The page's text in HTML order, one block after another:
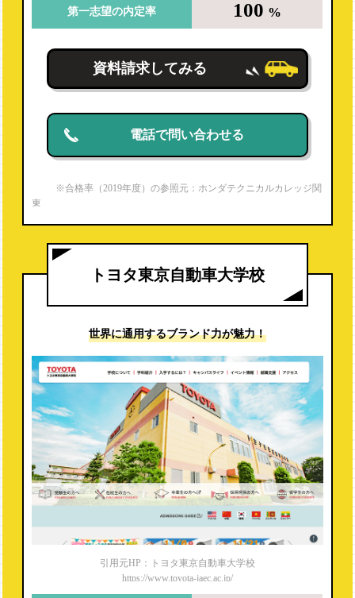
第一志望の内定率 100 %
資料請求してみる
電話で問い合わせる
※合格率（2019年度）の参照元：ホンダテクニカルカレッジ関
東
トヨタ東京自動車大学校
世界に通用するブランド力が魅力！
引用元HP：トヨタ東京自動車大学校
https://www.toyota-jaec.ac.jp/